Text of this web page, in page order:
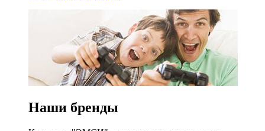
Наши бренды